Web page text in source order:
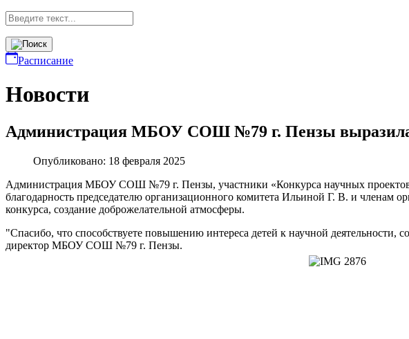
Расписание
Новости
Администрация МБОУ СОШ №79 г. Пензы выразила
Опубликовано: 18 февраля 2025
Администрация МБОУ СОШ №79 г. Пензы, участники «Конкурса научных проектов
благодарность председателю организационного комитета Ильиной Г. В. и
конкурса, создание доброжелательной атмосферы.
"Спасибо, что способствуете повышению интереса детей к научной деятельности,
директор МБОУ СОШ №79 г. Пензы.